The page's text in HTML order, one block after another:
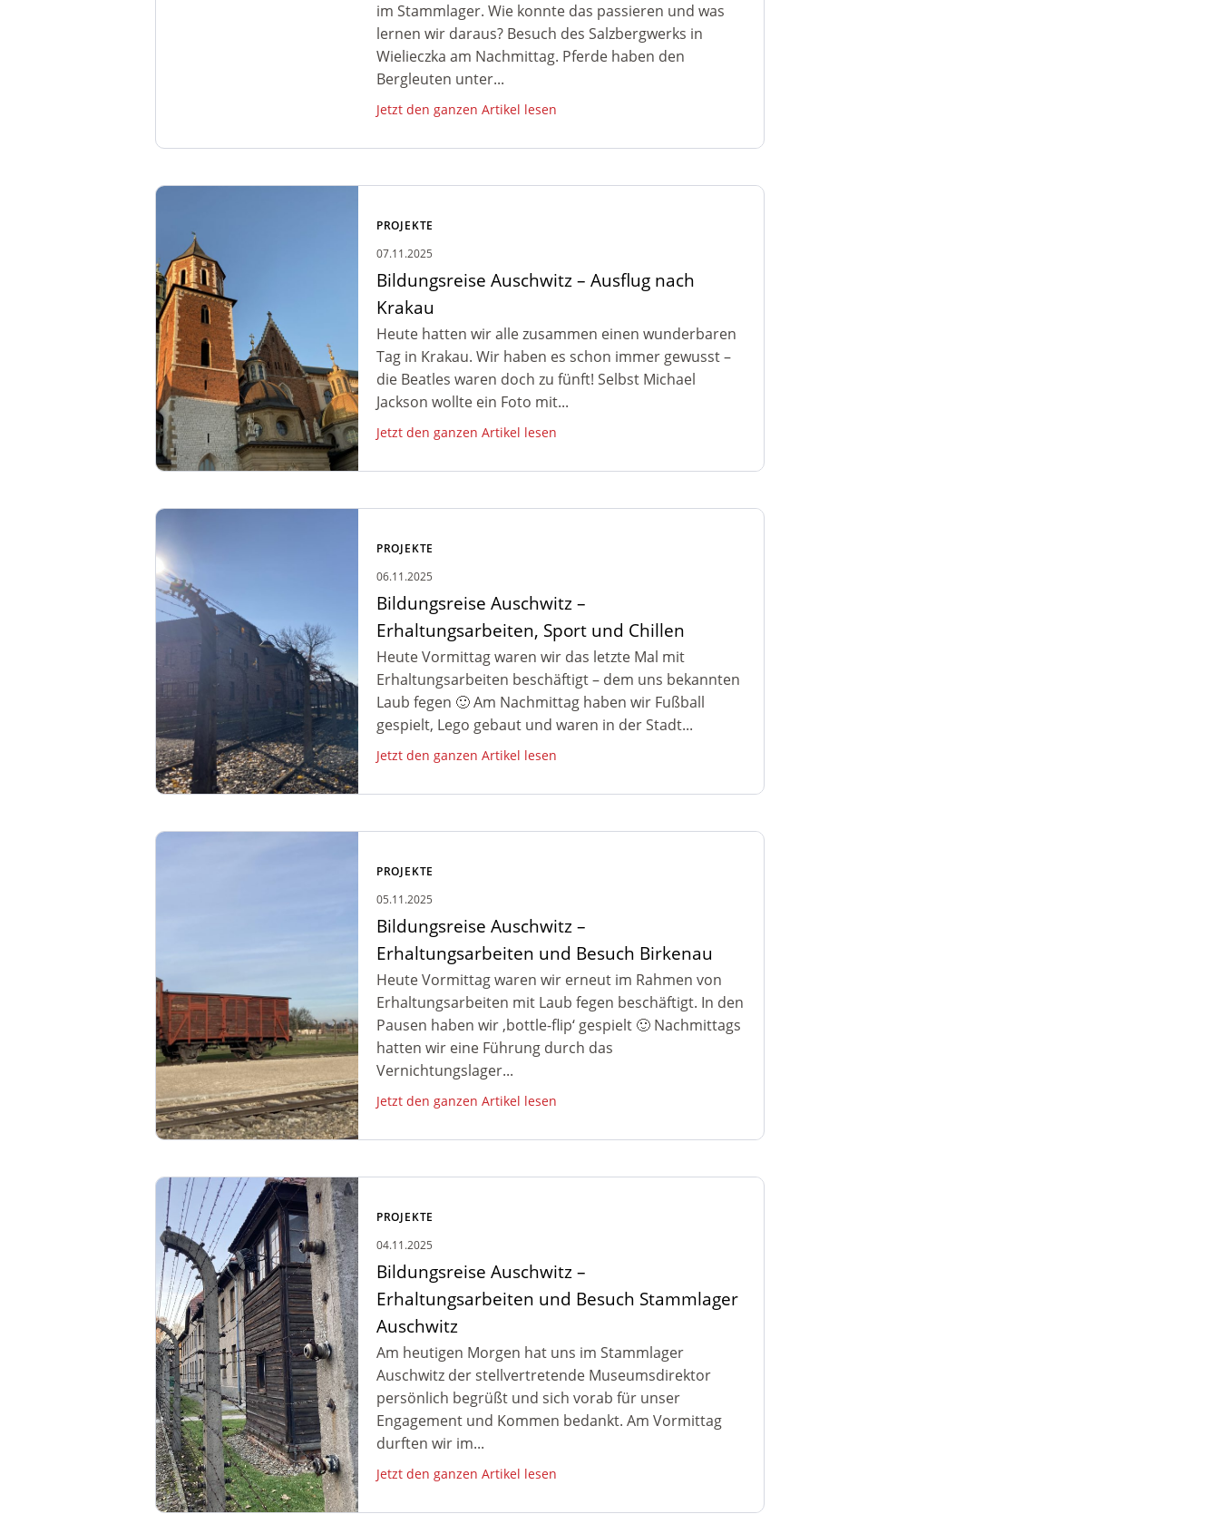
im Stammlager. Wie konnte das passieren und was
lernen wir daraus? Besuch des Salzbergwerks in
Wielieczka am Nachmittag. Pferde haben den
Bergleuten unter...
Jetzt den ganzen Artikel lesen
Zum Artikel: Bildungsreise
Krakau
PROJEKTE
07.11.2025
Bildungsreise Auschwitz – Ausflug nach
Krakau
Heute hatten wir alle zusammen einen wunderbaren
Tag in Krakau. Wir haben es schon immer gewusst –
die Beatles waren doch zu fünft! Selbst Michael
Jackson wollte ein Foto mit...
Jetzt den ganzen Artikel lesen
Zum Artikel: Bildungsreise
Auschwitz –
Erhaltungsarbeiten, Sport
und Chillen
PROJEKTE
06.11.2025
Bildungsreise Auschwitz –
Erhaltungsarbeiten, Sport und Chillen
Heute Vormittag waren wir das letzte Mal mit
Erhaltungsarbeiten beschäftigt – dem uns bekannten
Laub fegen 🙂 Am Nachmittag haben wir Fußball
gespielt, Lego gebaut und waren in der Stadt...
Jetzt den ganzen Artikel lesen
Zum Artikel: Bildungsreise
PROJEKTE
05.11.2025
Bildungsreise Auschwitz –
Erhaltungsarbeiten und Besuch Birkenau
Heute Vormittag waren wir erneut im Rahmen von
Erhaltungsarbeiten mit Laub fegen beschäftigt. In den
Pausen haben wir ‚bottle-flip‘ gespielt 🙂 Nachmittags
hatten wir eine Führung durch das
Vernichtungslager...
Jetzt den ganzen Artikel lesen
Zum Artikel: Bildungsreise
Auschwitz –
Erhaltungsarbeiten und
Besuch Stammlager
Auschwitz
PROJEKTE
04.11.2025
Bildungsreise Auschwitz –
Erhaltungsarbeiten und Besuch Stammlager
Auschwitz
Am heutigen Morgen hat uns im Stammlager
Auschwitz der stellvertretende Museumsdirektor
persönlich begrüßt und sich vorab für unser
Engagement und Kommen bedankt. Am Vormittag
durften wir im...
Jetzt den ganzen Artikel lesen